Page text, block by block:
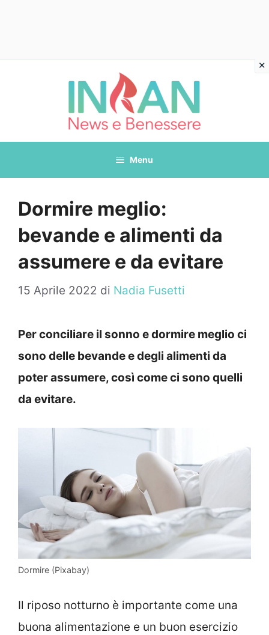
Menu
Dormire meglio:
bevande e alimenti da
assumere e da evitare
15 Aprile 2022 di Nadia Fusetti
Per conciliare il sonno e dormire meglio ci
sono delle bevande e degli alimenti da
poter assumere, così come ci sono quelli
da evitare.
Dormire (Pixabay)
Il riposo notturno è importante come una
buona alimentazione e un buon esercizio